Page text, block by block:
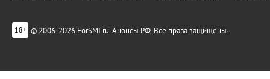
18+ © 2006-2026 ForSMI.ru. Анонсы.РФ. Все права защищены.